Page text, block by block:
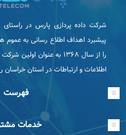
پیشبرد اهداف اطلاع رسانی به عموم
را از سال ۱۳۶۸ به عنوان
اطلاعات و ارتباطات در استان
فهرست
خدمات